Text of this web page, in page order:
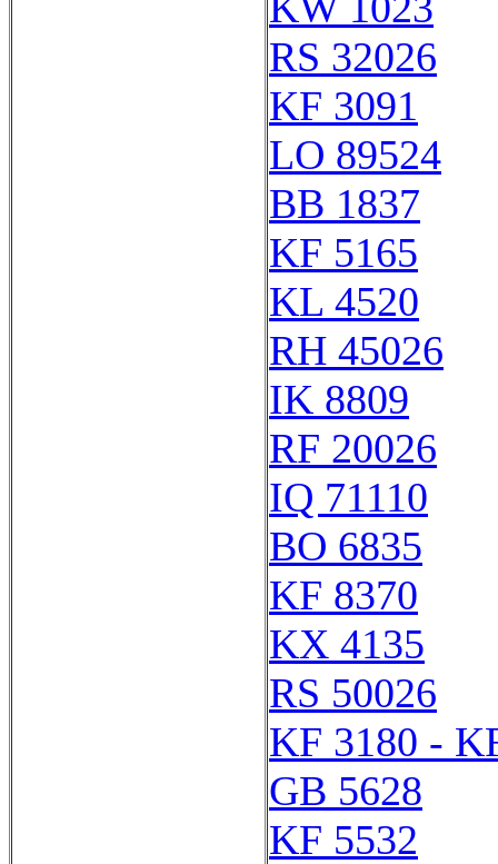
RS 32026
KF 3091
LO 89524
BB 1837
KF 5165
KL 4520
RH 45026
IK 8809
RF 20026
IQ 71110
BO 6835
KF 8370
KX 4135
RS 50026
KF 3180 -
GB 5628
KF 5532